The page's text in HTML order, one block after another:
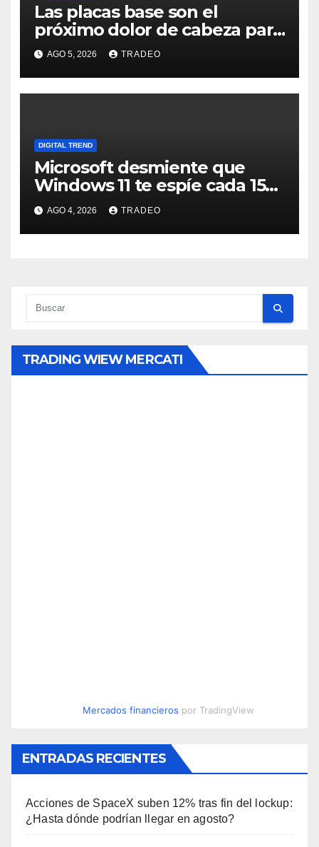
Las placas base son el
próximo dolor de cabeza para
los usuarios
AGO 5, 2026 TRADEO
DIGITAL TREND
Microsoft desmiente que
Windows 11 te espíe cada 15
minutos
AGO 4, 2026 TRADEO
TRADING WIEW MERCATI
Mercados financieros por TradingView
ENTRADAS RECIENTES
Acciones de SpaceX suben 12% tras fin del lockup:
¿Hasta dónde podrían llegar en agosto?